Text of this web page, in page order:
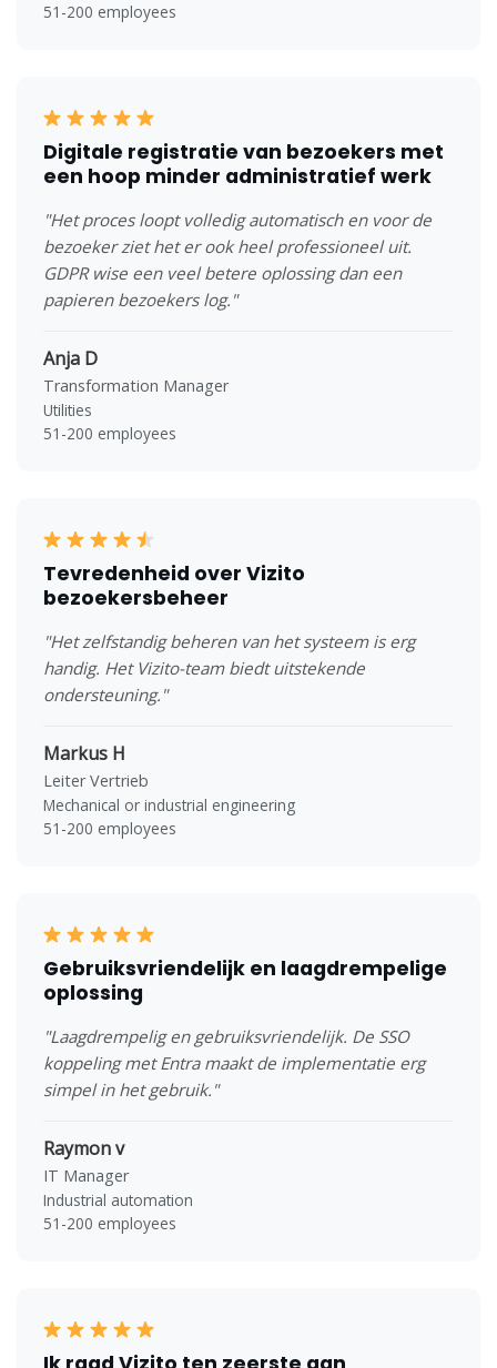
51-200 employees
Digitale registratie van bezoekers met
een hoop minder administratief werk
"Het proces loopt volledig automatisch en voor de
bezoeker ziet het er ook heel professioneel uit.
GDPR wise een veel betere oplossing dan een
papieren bezoekers log."
Anja D
Transformation Manager
Utilities
51-200 employees
Tevredenheid over Vizito
bezoekersbeheer
"Het zelfstandig beheren van het systeem is erg
handig. Het Vizito-team biedt uitstekende
ondersteuning."
Markus H
Leiter Vertrieb
Mechanical or industrial engineering
51-200 employees
Gebruiksvriendelijk en laagdrempelige
oplossing
"Laagdrempelig en gebruiksvriendelijk. De SSO
koppeling met Entra maakt de implementatie erg
simpel in het gebruik."
Raymon v
IT Manager
Industrial automation
51-200 employees